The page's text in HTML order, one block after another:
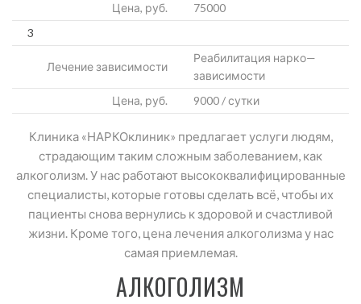
Цена, руб.
75000
3
Лечение зависимости
Реабилитация нарко—
зависимости
Цена, руб.
9000 / сутки
Клиника «НАРКОклиник» предлагает услуги людям,
страдающим таким сложным заболеванием, как
алкоголизм. У нас работают высококвалифицированные
специалисты, которые готовы сделать всё, чтобы их
пациенты снова вернулись к здоровой и счастливой
жизни. Кроме того, цена лечения алкоголизма у нас
самая приемлемая.
АЛКОГОЛИЗМ